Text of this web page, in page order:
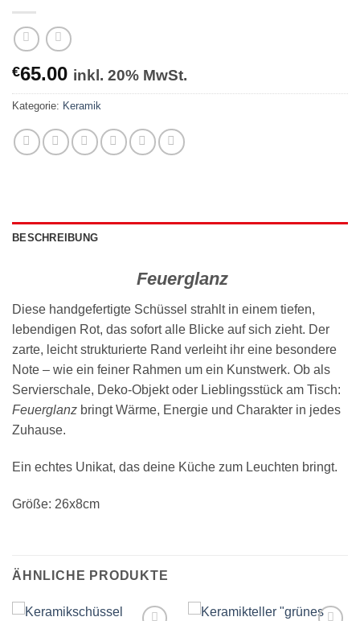
€65.00 inkl. 20% MwSt.
Kategorie: Keramik
BESCHREIBUNG
Feuerglanz
Diese handgefertigte Schüssel strahlt in einem tiefen,
lebendigen Rot, das sofort alle Blicke auf sich zieht. Der
zarte, leicht strukturierte Rand verleiht ihr eine besondere
Note – wie ein feiner Rahmen um ein Kunstwerk. Ob als
Servierschale, Deko-Objekt oder Lieblingsstück am Tisch:
Feuerglanz bringt Wärme, Energie und Charakter in jedes
Zuhause.
Ein echtes Unikat, das deine Küche zum Leuchten bringt.
Größe: 26x8cm
ÄHNLICHE PRODUKTE